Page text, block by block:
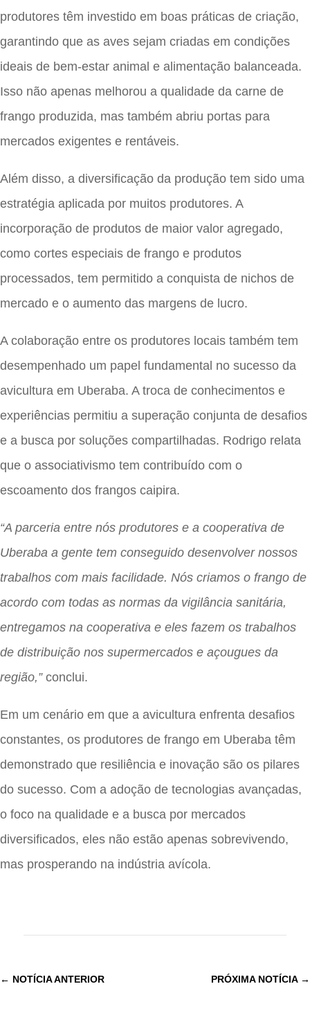
produtores têm investido em boas práticas de criação,
garantindo que as aves sejam criadas em condições
ideais de bem-estar animal e alimentação balanceada.
Isso não apenas melhorou a qualidade da carne de
frango produzida, mas também abriu portas para
mercados exigentes e rentáveis.
Além disso, a diversificação da produção tem sido uma
estratégia aplicada por muitos produtores. A
incorporação de produtos de maior valor agregado,
como cortes especiais de frango e produtos
processados, tem permitido a conquista de nichos de
mercado e o aumento das margens de lucro.
A colaboração entre os produtores locais também tem
desempenhado um papel fundamental no sucesso da
avicultura em Uberaba. A troca de conhecimentos e
experiências permitiu a superação conjunta de desafios
e a busca por soluções compartilhadas. Rodrigo relata
que o associativismo tem contribuído com o
escoamento dos frangos caipira.
“A parceria entre nós produtores e a cooperativa de
Uberaba a gente tem conseguido desenvolver nossos
trabalhos com mais facilidade. Nós criamos o frango de
acordo com todas as normas da vigilância sanitária,
entregamos na cooperativa e eles fazem os trabalhos
de distribuição nos supermercados e açougues da
região,”conclui.
Em um cenário em que a avicultura enfrenta desafios
constantes, os produtores de frango em Uberaba têm
demonstrado que resiliência e inovação são os pilares
do sucesso. Com a adoção de tecnologias avançadas,
o foco na qualidade e a busca por mercados
diversificados, eles não estão apenas sobrevivendo,
mas prosperando na indústria avícola.
← NOTÍCIA ANTERIOR PRÓXIMA NOTÍCIA→